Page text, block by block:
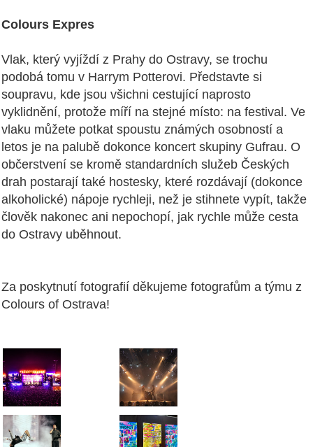
Colours Expres
Vlak, který vyjíždí z Prahy do Ostravy, se trochu
podobá tomu v Harrym Potterovi. Představte si
soupravu, kde jsou všichni cestující naprosto
vyklidnění, protože míří na stejné místo: na festival. Ve
vlaku můžete potkat spoustu známých osobností a
letos je na palubě dokonce koncert skupiny Gufrau. O
občerstvení se kromě standardních služeb Českých
drah postarají také hostesky, které rozdávají (dokonce
alkoholické) nápoje rychleji, než je stihnete vypít, takže
člověk nakonec ani nepochopí, jak rychle může cesta
do Ostravy uběhnout.
Za poskytnutí fotografií děkujeme fotografům a týmu z
Colours of Ostrava!